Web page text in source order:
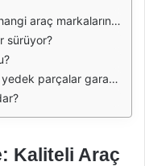
hizmet veriliyor?
sürüyor?
parçalar garantili mi?
Kaliteli Araç